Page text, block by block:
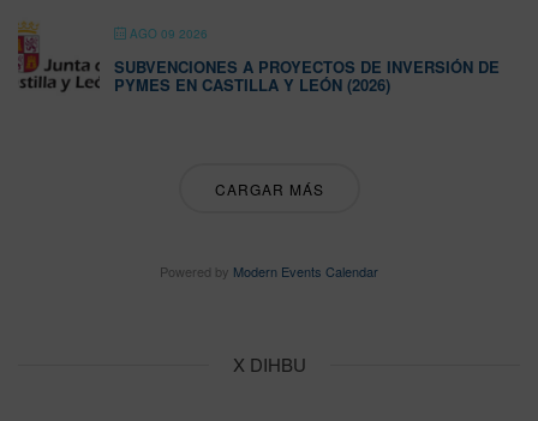
AGO 09 2026
SUBVENCIONES A PROYECTOS DE INVERSIÓN DE
PYMES EN CASTILLA Y LEÓN (2026)
CARGAR MÁS
Powered by Modern Events Calendar
X DIHBU